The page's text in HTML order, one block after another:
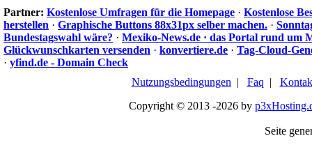
Partner: Kostenlose Umfragen für die Homepage · Kostenlose
herstellen · Graphische Buttons 88x31px selber machen. ·
Bundestagswahl wäre? · Mexiko-News.de · das Portal rund um
Glückwunschkarten versenden · konvertiere.de · Tag-Cloud-
· yfind.de - Domain Check
Nutzungsbedingungen | Faq |
Copyright © 2013 -2026 by
Seite